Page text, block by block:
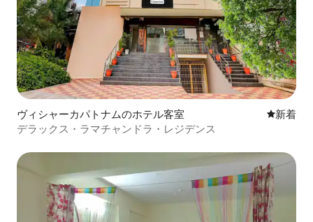
ヴィシャーカパトナムのホテル客室 新しい宿
新着
デラックス・ラマチャンドラ・レジデンス